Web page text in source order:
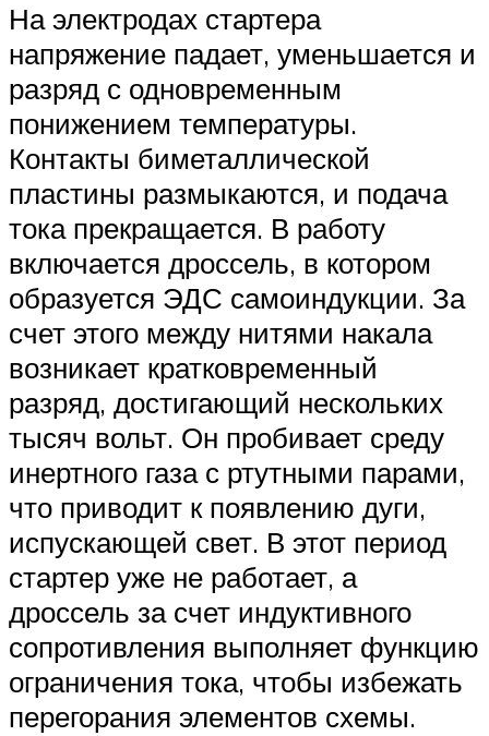
На электродах стартера
напряжение падает, уменьшается и
разряд с одновременным
понижением температуры.
Контакты биметаллической
пластины размыкаются, и подача
тока прекращается. В работу
включается дроссель, в котором
образуется ЭДС самоиндукции. За
счет этого между нитями накала
возникает кратковременный
разряд, достигающий нескольких
тысяч вольт. Он пробивает среду
инертного газа с ртутными парами,
что приводит к появлению дуги,
испускающей свет. В этот период
стартер уже не работает, а
дроссель за счет индуктивного
сопротивления выполняет функцию
ограничения тока, чтобы избежать
перегорания элементов схемы.